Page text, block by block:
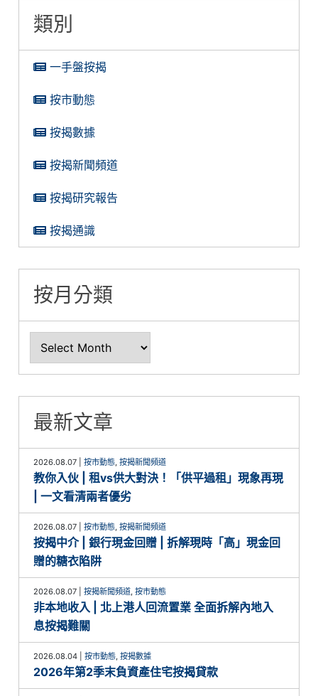
類別
一手盤按揭
按市動態
按揭數據
按揭新聞頻道
按揭研究報告
按揭通識
按月分類
最新文章
2026.08.07 |按市動態 ,按揭新聞頻道
教你入伙 | 租vs供大對決！「供平過租」現象再現
| 一文看清兩者優劣
2026.08.07 |按市動態 ,按揭新聞頻道
按揭中介 | 銀行現金回贈 | 拆解現時「高」現金回
贈的糖衣陷阱
2026.08.07 |按揭新聞頻道 ,按市動態
非本地收入 | 北上港人回流置業 全面拆解內地入
息按揭難關
2026.08.04 |按市動態 ,按揭數據
2026年第2季末負資產住宅按揭貸款